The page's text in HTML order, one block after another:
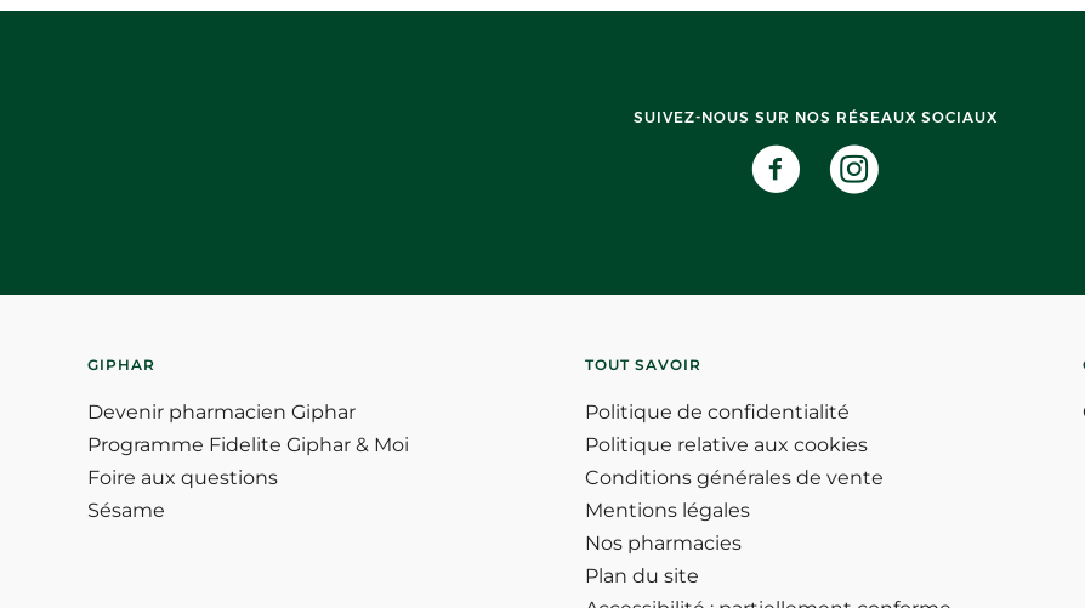
SUIVEZ-NOUS SUR NOS RÉSEAUX SOCIAUX
GIPHAR
Devenir pharmacien Giphar
Programme Fidelite Giphar & Moi
Foire aux questions
Sésame
TOUT SAVOIR
Politique de confidentialité
Politique relative aux cookies
Conditions générales de vente
Mentions légales
Nos pharmacies
Plan du site